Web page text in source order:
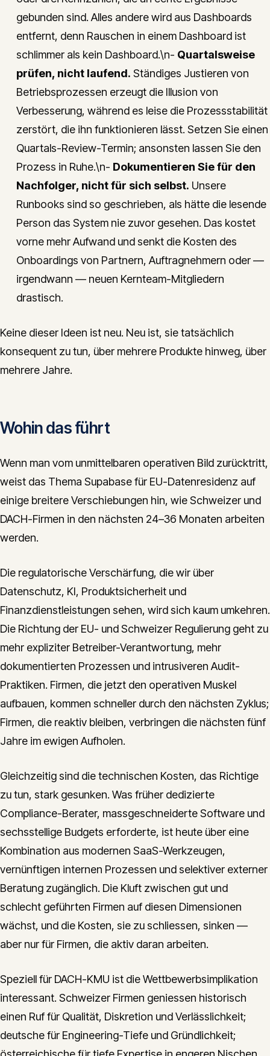
gebunden sind. Alles andere wird aus Dashboards
entfernt, denn Rauschen in einem Dashboard ist
schlimmer als kein Dashboard.\n- Quartalsweise
prüfen, nicht laufend. Ständiges Justieren von
Betriebsprozessen erzeugt die Illusion von
Verbesserung, während es leise die Prozessstabilität
zerstört, die ihn funktionieren lässt. Setzen Sie einen
Quartals-Review-Termin; ansonsten lassen Sie den
Prozess in Ruhe.\n- Dokumentieren Sie für den
Nachfolger, nicht für sich selbst. Unsere
Runbooks sind so geschrieben, als hätte die lesende
Person das System nie zuvor gesehen. Das kostet
vorne mehr Aufwand und senkt die Kosten des
Onboardings von Partnern, Auftragnehmern oder —
irgendwann — neuen Kernteam-Mitgliedern
drastisch.
Keine dieser Ideen ist neu. Neu ist, sie tatsächlich
konsequent zu tun, über mehrere Produkte hinweg, über
mehrere Jahre.
Wohin das führt
Wenn man vom unmittelbaren operativen Bild zurücktritt,
weist das Thema Supabase für EU-Datenresidenz auf
einige breitere Verschiebungen hin, wie Schweizer und
DACH-Firmen in den nächsten 24–36 Monaten arbeiten
werden.
Die regulatorische Verschärfung, die wir über
Datenschutz, KI, Produktsicherheit und
Finanzdienstleistungen sehen, wird sich kaum umkehren.
Die Richtung der EU- und Schweizer Regulierung geht zu
mehr expliziter Betreiber-Verantwortung, mehr
dokumentierten Prozessen und intrusiveren Audit-
Praktiken. Firmen, die jetzt den operativen Muskel
aufbauen, kommen schneller durch den nächsten Zyklus;
Firmen, die reaktiv bleiben, verbringen die nächsten fünf
Jahre im ewigen Aufholen.
Gleichzeitig sind die technischen Kosten, das Richtige
zu tun, stark gesunken. Was früher dedizierte
Compliance-Berater, massgeschneiderte Software und
sechsstellige Budgets erforderte, ist heute über eine
Kombination aus modernen SaaS-Werkzeugen,
vernünftigen internen Prozessen und selektiver externer
Beratung zugänglich. Die Kluft zwischen gut und
schlecht geführten Firmen auf diesen Dimensionen
wächst, und die Kosten, sie zu schliessen, sinken —
aber nur für Firmen, die aktiv daran arbeiten.
Speziell für DACH-KMU ist die Wettbewerbsimplikation
interessant. Schweizer Firmen geniessen historisch
einen Ruf für Qualität, Diskretion und Verlässlichkeit;
deutsche für Engineering-Tiefe und Gründlichkeit;